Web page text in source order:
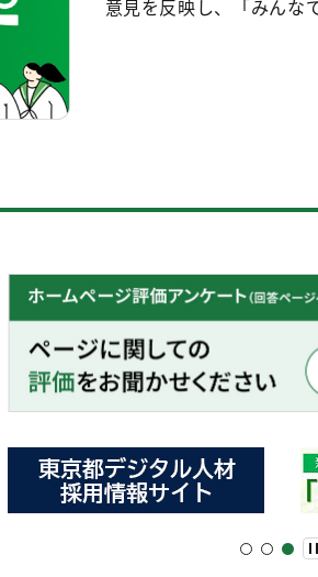
意見を反映し、「みんな